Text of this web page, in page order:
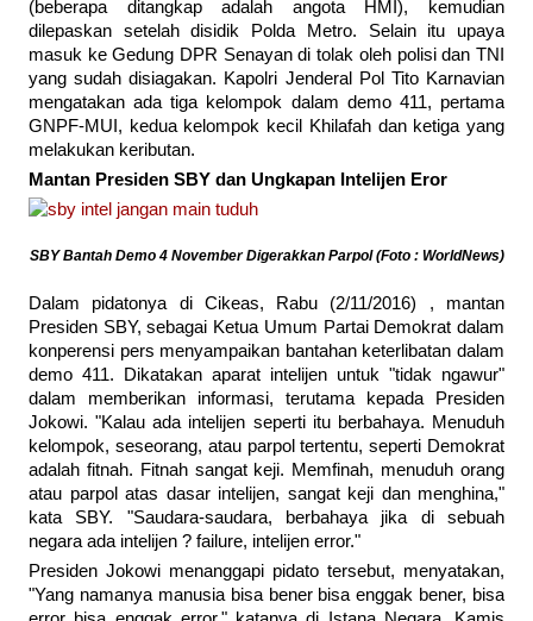
(beberapa ditangkap adalah angota HMI), kemudian
dilepaskan setelah disidik Polda Metro. Selain itu upaya
masuk ke Gedung DPR Senayan di tolak oleh polisi dan TNI
yang sudah disiagakan. Kapolri Jenderal Pol Tito Karnavian
mengatakan ada tiga kelompok dalam demo 411, pertama
GNPF-MUI, kedua kelompok kecil Khilafah dan ketiga yang
melakukan keributan.
Mantan Presiden SBY dan Ungkapan Intelijen Eror
SBY Bantah Demo 4 November Digerakkan Parpol (Foto : WorldNews)
Dalam pidatonya di Cikeas, Rabu (2/11/2016) , mantan
Presiden SBY, sebagai Ketua Umum Partai Demokrat dalam
konperensi pers menyampaikan bantahan keterlibatan dalam
demo 411. Dikatakan aparat intelijen untuk "tidak ngawur"
dalam memberikan informasi, terutama kepada Presiden
Jokowi. "Kalau ada intelijen seperti itu berbahaya. Menuduh
kelompok, seseorang, atau parpol tertentu, seperti Demokrat
adalah fitnah. Fitnah sangat keji. Memfinah, menuduh orang
atau parpol atas dasar intelijen, sangat keji dan menghina,"
kata SBY. "Saudara-saudara, berbahaya jika di sebuah
negara ada intelijen ? failure, intelijen error."
Presiden Jokowi menanggapi pidato tersebut, menyatakan,
"Yang namanya manusia bisa bener bisa enggak bener, bisa